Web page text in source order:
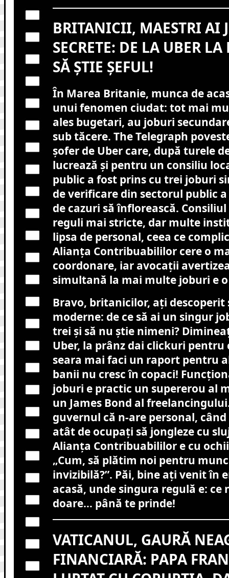
BRITANICII, MAESTRI AI
SECRETE: DE LA UBER
SĂ ȘTIE ȘEFUL!
În Marea Britanie, munca de
unui fenomen ciudat: tot mai
ales bugetari, au joburi
sub tăcere. The Telegraph
șofer de Uber care, după turele
lucrează și pentru un consiliu
public a fost prins cu trei joburi
de verificare din sectorul public
de cazuri să înflorească.
reguli mai stricte, dar multe
lipsa de personal, ceea ce
Alianța Contribuabililor cere o
coordonare, iar avocații
simultană la mai multe joburi e
Bravo, britanicilor, ați
moderne: de ce să ai un singur
trei și să nu știe nimeni?
Uber, la prânz dai clickuri
seara mai faci un raport pentru
banii nu cresc în copaci!
joburi e practic un supererou al
un James Bond al
guvernul că n-are personal,
atât de ocupați să jongleze cu
Alianța Contribuabililor e cu
„Cum, să plătim noi pentru
invizibilă?”. Păi, bine ați venit în
acasă, unde singura regulă e: ce
doare… până te prinde!
VATICANUL, GAURĂ
FINANCIARĂ: PAPA